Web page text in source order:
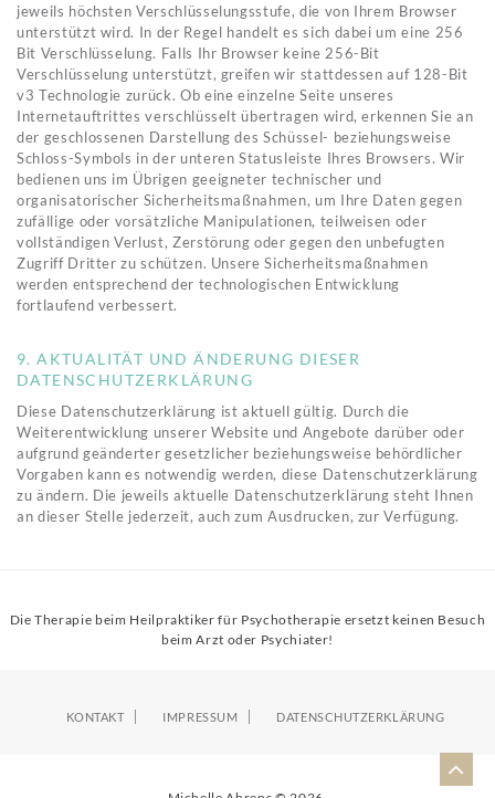
jeweils höchsten Verschlüsselungsstufe, die von Ihrem Browser
unterstützt wird. In der Regel handelt es sich dabei um eine 256
Bit Verschlüsselung. Falls Ihr Browser keine 256-Bit
Verschlüsselung unterstützt, greifen wir stattdessen auf 128-Bit
v3 Technologie zurück. Ob eine einzelne Seite unseres
Internetauftrittes verschlüsselt übertragen wird, erkennen Sie an
der geschlossenen Darstellung des Schüssel- beziehungsweise
Schloss-Symbols in der unteren Statusleiste Ihres Browsers. Wir
bedienen uns im Übrigen geeigneter technischer und
organisatorischer Sicherheitsmaßnahmen, um Ihre Daten gegen
zufällige oder vorsätzliche Manipulationen, teilweisen oder
vollständigen Verlust, Zerstörung oder gegen den unbefugten
Zugriff Dritter zu schützen. Unsere Sicherheitsmaßnahmen
werden entsprechend der technologischen Entwicklung
fortlaufend verbessert.
9. AKTUALITÄT UND ÄNDERUNG DIESER
DATENSCHUTZERKLÄRUNG
Diese Datenschutzerklärung ist aktuell gültig. Durch die
Weiterentwicklung unserer Website und Angebote darüber oder
aufgrund geänderter gesetzlicher beziehungsweise behördlicher
Vorgaben kann es notwendig werden, diese Datenschutzerklärung
zu ändern. Die jeweils aktuelle Datenschutzerklärung steht Ihnen
an dieser Stelle jederzeit, auch zum Ausdrucken, zur Verfügung.
Die Therapie beim Heilpraktiker für Psychotherapie ersetzt keinen Besuch
beim Arzt oder Psychiater!
KONTAKT IMPRESSUM DATENSCHUTZERKLÄRUNG